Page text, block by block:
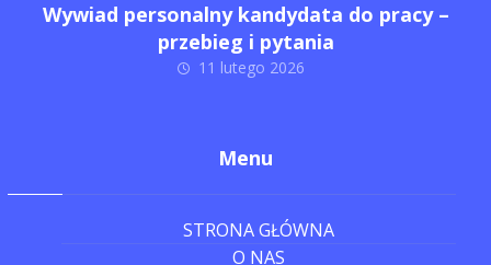
Wywiad personalny kandydata do pracy –
przebieg i pytania
11 lutego 2026
Menu
STRONA GŁÓWNA
O NAS